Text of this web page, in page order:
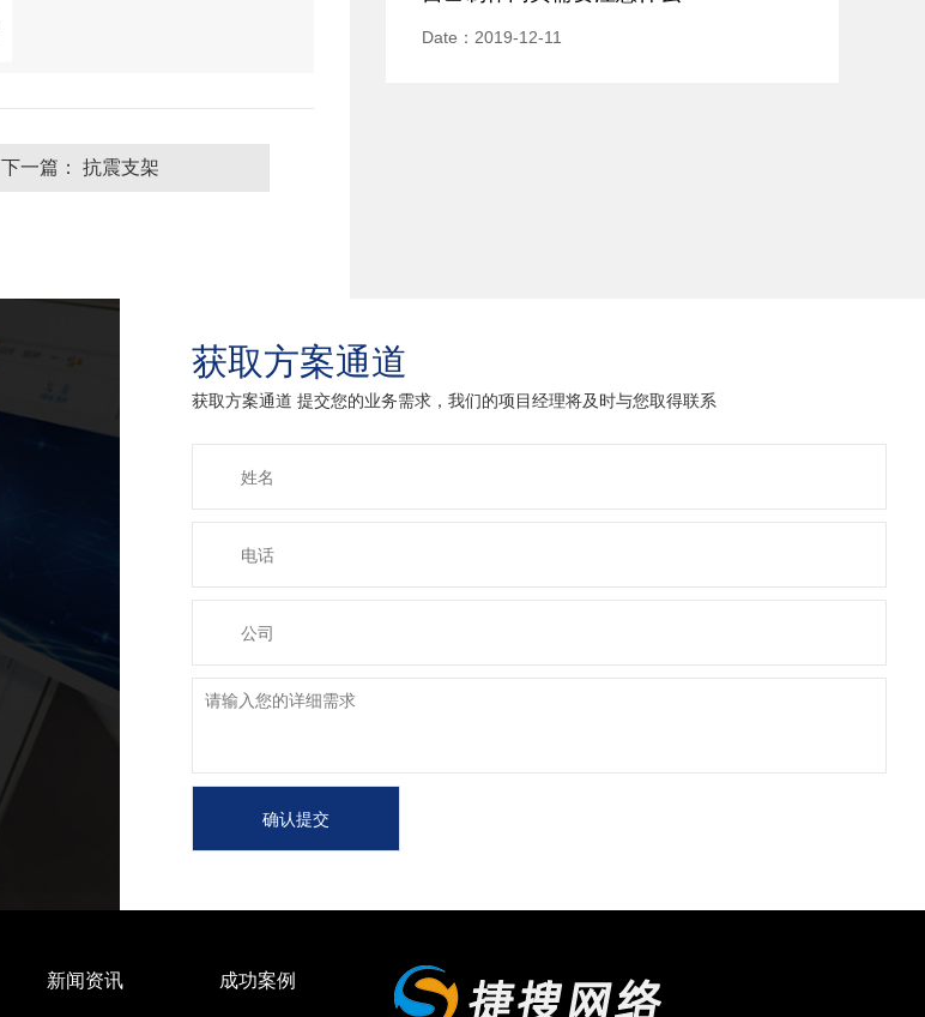
下一篇： 抗震支架
Date：2019-12-11
获取方案通道
获取方案通道 提交您的业务需求，我们的项目经理将及时与您取得联系
新闻资讯 成功案例